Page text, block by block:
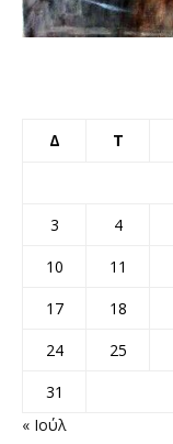
Δ Τ
3
4
10
11
17
18
24
25
31
« Ιούλ